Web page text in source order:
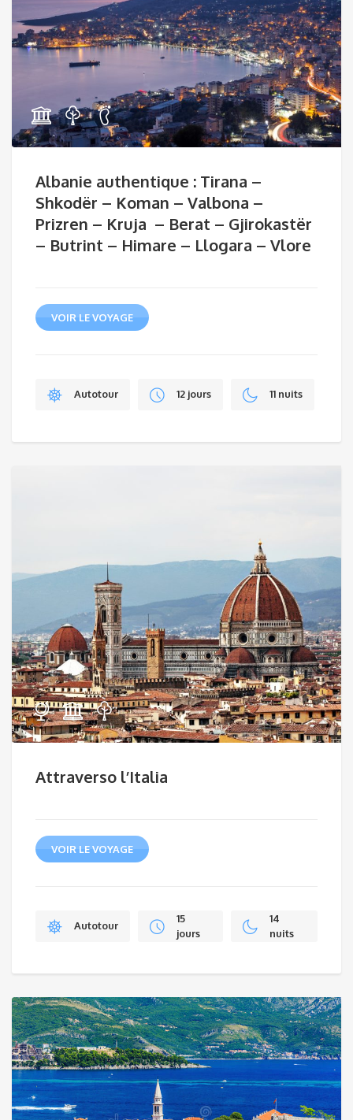
Albanie authentique : Tirana –
Shkodër – Koman – Valbona –
Prizren – Kruja – Berat – Gjirokastër
– Butrint – Himare – Llogara – Vlore
VOIR LE VOYAGE
Autotour 12 jours 11 nuits
Attraverso l’Italia
VOIR LE VOYAGE
Autotour
15
jours
14
nuits